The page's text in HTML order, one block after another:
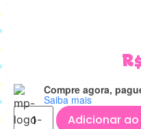
Compre agora,
Saiba mais
Adicionar